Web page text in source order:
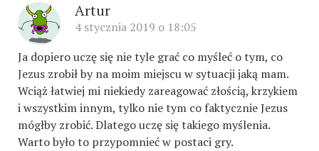
Artur
4 stycznia 2019 o 18:05
Ja dopiero uczę się nie tyle grać co myśleć o tym, co
Jezus zrobił by na moim miejscu w sytuacji jaką mam.
Wciąż łatwiej mi niekiedy zareagować złością, krzykiem
i wszystkim innym, tylko nie tym co faktycznie Jezus
mógłby zrobić. Dlatego uczę się takiego myślenia.
Warto było to przypomnieć w postaci gry.